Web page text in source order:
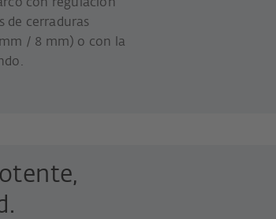
con regulación
de cerraduras
/ 8 mm) o con la